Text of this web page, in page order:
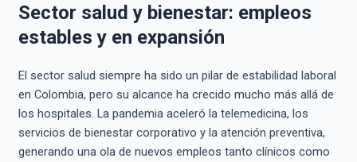
Sector salud y bienestar: empleos
estables y en expansión
El sector salud siempre ha sido un pilar de estabilidad laboral
en Colombia, pero su alcance ha crecido mucho más allá de
los hospitales. La pandemia aceleró la telemedicina, los
servicios de bienestar corporativo y la atención preventiva,
generando una ola de nuevos empleos tanto clínicos como